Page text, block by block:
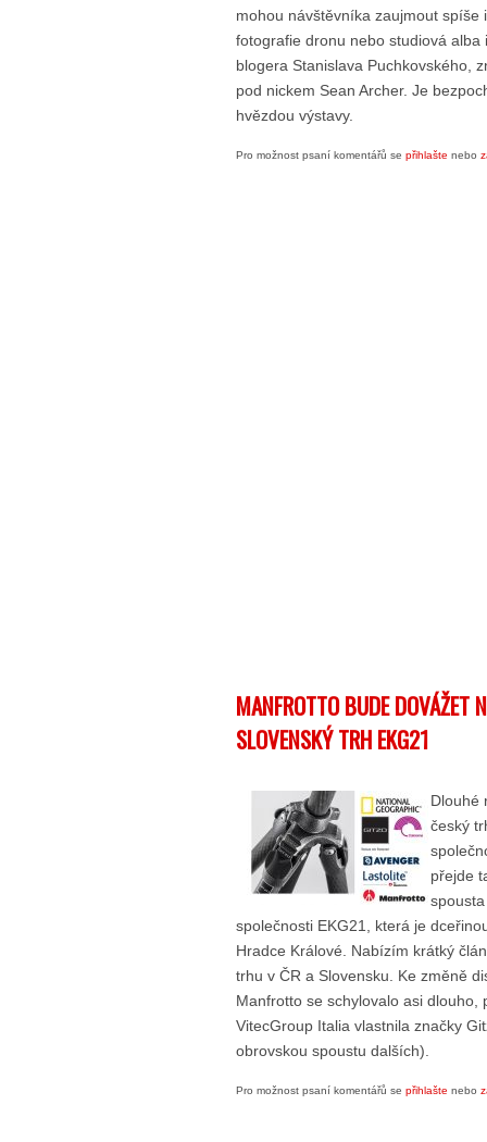
mohou návštěvníka zaujmout spíše
fotografie dronu nebo studiová alba
blogera Stanislava Puchkovského,
pod nickem Sean Archer. Je
hvězdou výstavy.
Pro možnost psaní komentářů se přihlašte nebo
MANFROTTO BUDE DOVÁŽET
SLOVENSKÝ TRH EKG21
Dlouhé
český
přejde
společnosti EKG21, která je
Hradce Králové. Nabízím krátký
trhu v ČR a Slovensku. Ke změně
Manfrotto se schylovalo asi dlouho,
VitecGroup Italia vlastnila značky
obrovskou spoustu dalších).
Pro možnost psaní komentářů se přihlašte nebo